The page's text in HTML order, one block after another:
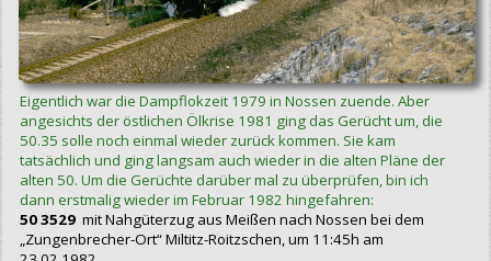
Eigentlich war die Dampflokzeit 1979 in Nossen zuende. Aber
angesichts der östlichen Ölkrise 1981 ging das Gerücht um, die
50.35 solle noch einmal wieder zurück kommen. Sie kam
tatsächlich und ging langsam auch wieder in die alten Pläne der
alten 50. Um die Gerüchte darüber mal zu überprüfen, bin ich
dann erstmalig wieder im Februar 1982 hingefahren:
50 3529 mit Nahgüterzug aus Meißen nach Nossen bei dem
„Zungenbrecher-Ort“ Miltitz-Roitzschen, um 11:45h am